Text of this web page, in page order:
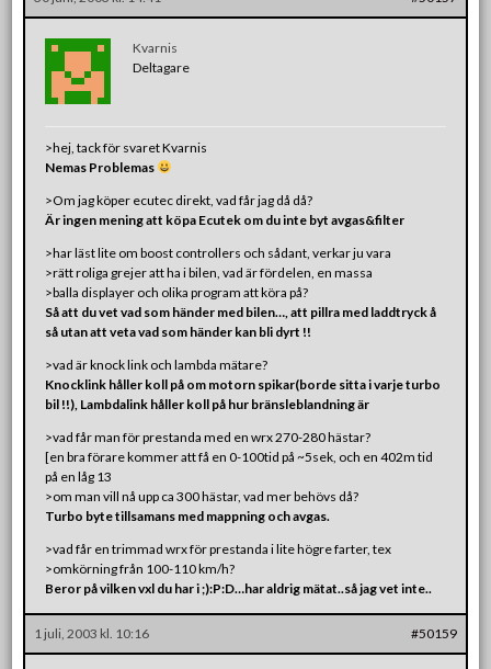
Kvarnis
Deltagare
>hej, tack för svaret Kvarnis
Nemas Problemas
>Om jag köper ecutec direkt, vad får jag då då?
Är ingen mening att köpa Ecutek om du inte byt avgas&filter
>har läst lite om boost controllers och sådant, verkar ju vara
>rätt roliga grejer att ha i bilen, vad är fördelen, en massa
>balla displayer och olika program att köra på?
Så att du vet vad som händer med bilen…, att pillra med laddtryck å
så utan att veta vad som händer kan bli dyrt !!
>vad är knock link och lambda mätare?
Knocklink håller koll på om motorn spikar(borde sitta i varje turbo
bil !!), Lambdalink håller koll på hur bränsleblandning är
>vad får man för prestanda med en wrx 270-280 hästar?
[en bra förare kommer att få en 0-100tid på ~5sek, och en 402m tid
på en låg 13
>om man vill nå upp ca 300 hästar, vad mer behövs då?
Turbo byte tillsamans med mappning och avgas.
>vad får en trimmad wrx för prestanda i lite högre farter, tex
>omkörning från 100-110 km/h?
Beror på vilken vxl du har i ;):P:D…har aldrig mätat..så jag vet inte..
1 juli, 2003 kl. 10:16 #50159